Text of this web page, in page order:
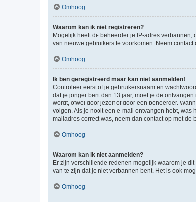
Omhoog
Waarom kan ik niet registreren?
Mogelijk heeft de beheerder je IP-adres
van nieuwe gebruikers te voorkomen. Neem contact
Omhoog
Ik ben geregistreerd maar kan niet aanmelden!
Controleer eerst of je gebruikersnaam en
dat je jonger bent dan 13 jaar, moet je de
wordt, ofwel door jezelf of door een beheerder.
volgen. Als je nooit een e-mail ontvangen hebt, was
mailadres correct was, neem dan contact op met de
Omhoog
Waarom kan ik niet aanmelden?
Er zijn verschillende redenen mogelijk waarom je
van te zijn dat je niet verbannen bent. Het is ook
Omhoog